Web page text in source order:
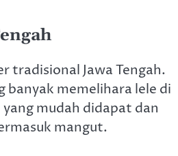
tradisional Jawa Tengah.
banyak memelihara lele di
mudah didapat dan
mangut.